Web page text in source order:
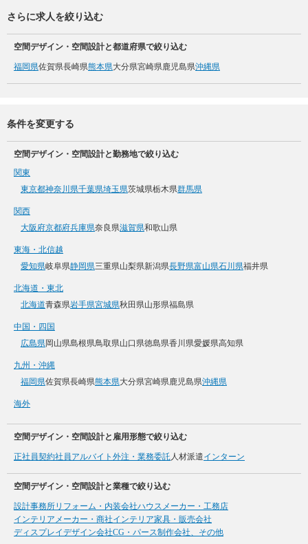
さらに求人を絞り込む
空間デザイン・空間設計と都道府県で絞り込む
福岡県佐賀県長崎県熊本県大分県宮崎県鹿児島県沖縄県
条件を変更する
空間デザイン・空間設計と勤務地で絞り込む
関東
東京都神奈川県千葉県埼玉県茨城県栃木県群馬県
関西
大阪府京都府兵庫県奈良県滋賀県和歌山県
東海・北信越
愛知県岐阜県静岡県三重県山梨県新潟県長野県富山県石川県福井県
北海道・東北
北海道青森県岩手県宮城県秋田県山形県福島県
中国・四国
広島県岡山県島根県鳥取県山口県徳島県香川県愛媛県高知県
九州・沖縄
福岡県佐賀県長崎県熊本県大分県宮崎県鹿児島県沖縄県
海外
空間デザイン・空間設計と雇用形態で絞り込む
正社員契約社員アルバイト 外注・業務委託人材派遣インターン
空間デザイン・空間設計と業種で絞り込む
設計事務所リフォーム・内装会社ハウスメーカー・工務店
インテリアメーカー・商社インテリア家具・販売会社
ディスプレイデザイン会社CG・パース制作会社、その他